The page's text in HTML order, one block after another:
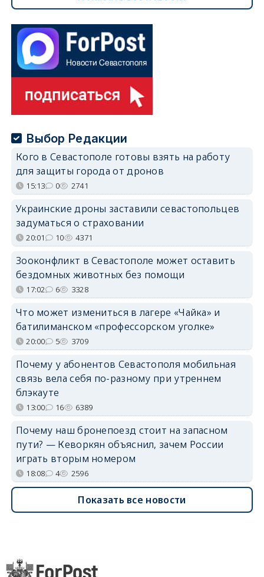
Выбор Редакции
Кого в Севастополе готовы взять на работу
для защиты города от дронов
15:13 0 2741
Украинские дроны заставили севастопольцев
задуматься о страховании
20:01 10 4371
Зооконфликт в Севастополе может оставить
бездомных животных без помощи
17:02 6 3328
Что может измениться в лагере «Чайка» и
батилиманском «профессорском уголке»
20:00 5 3709
Почему у абонентов Севастополя мобильная
связь вела себя по-разному при утреннем
блэкауте
13:00 16 6389
Почему наш бронепоезд стоит на запасном
пути? — Кеворкян объяснил, зачем России
играть вторым номером
18:08 4 2596
Показать все новости